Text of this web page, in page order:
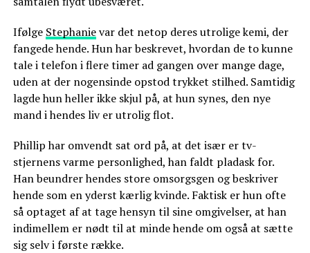
Ifølge Stephanievar det netop deres utrolige kemi, der
fangede hende. Hun har beskrevet, hvordan de to kunne
tale i telefon i flere timer ad gangen over mange dage,
uden at der nogensinde opstod trykket stilhed. Samtidig
lagde hun heller ikke skjul på, at hun synes, den nye
mand i hendes liv er utrolig flot.
Phillip har omvendt sat ord på, at det især er tv-
stjernens varme personlighed, han faldt pladask for.
Han beundrer hendes store omsorgsgen og beskriver
hende som en yderst kærlig kvinde. Faktisk er hun ofte
så optaget af at tage hensyn til sine omgivelser, at han
indimellem er nødt til at minde hende om også at sætte
sig selv i første række.